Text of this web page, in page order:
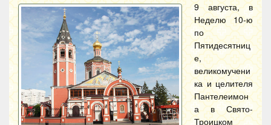
9 августа, в
Неделю 10-ю
по
Пятидесятниц
е,
великомучени
ка и целителя
Пантелеимон
а в Свято-
Троицком